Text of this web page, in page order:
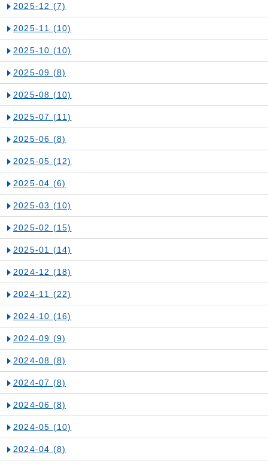
2025-12 (7)
2025-11 (10)
2025-10 (10)
2025-09 (8)
2025-08 (10)
2025-07 (11)
2025-06 (8)
2025-05 (12)
2025-04 (6)
2025-03 (10)
2025-02 (15)
2025-01 (14)
2024-12 (18)
2024-11 (22)
2024-10 (16)
2024-09 (9)
2024-08 (8)
2024-07 (8)
2024-06 (8)
2024-05 (10)
2024-04 (8)